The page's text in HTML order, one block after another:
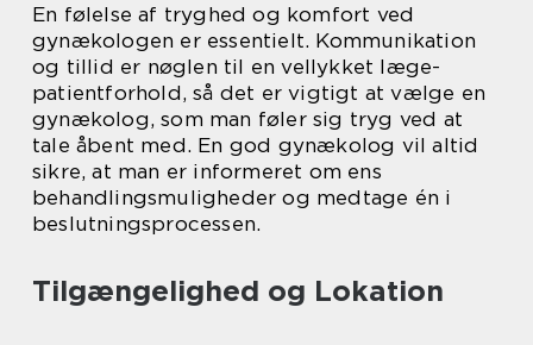
En følelse af tryghed og komfort ved
gynækologen er essentielt. Kommunikation
og tillid er nøglen til en vellykket læge-
patientforhold, så det er vigtigt at vælge en
gynækolog, som man føler sig tryg ved at
tale åbent med. En god gynækolog vil altid
sikre, at man er informeret om ens
behandlingsmuligheder og medtage én i
beslutningsprocessen.
Tilgængelighed og Lokation